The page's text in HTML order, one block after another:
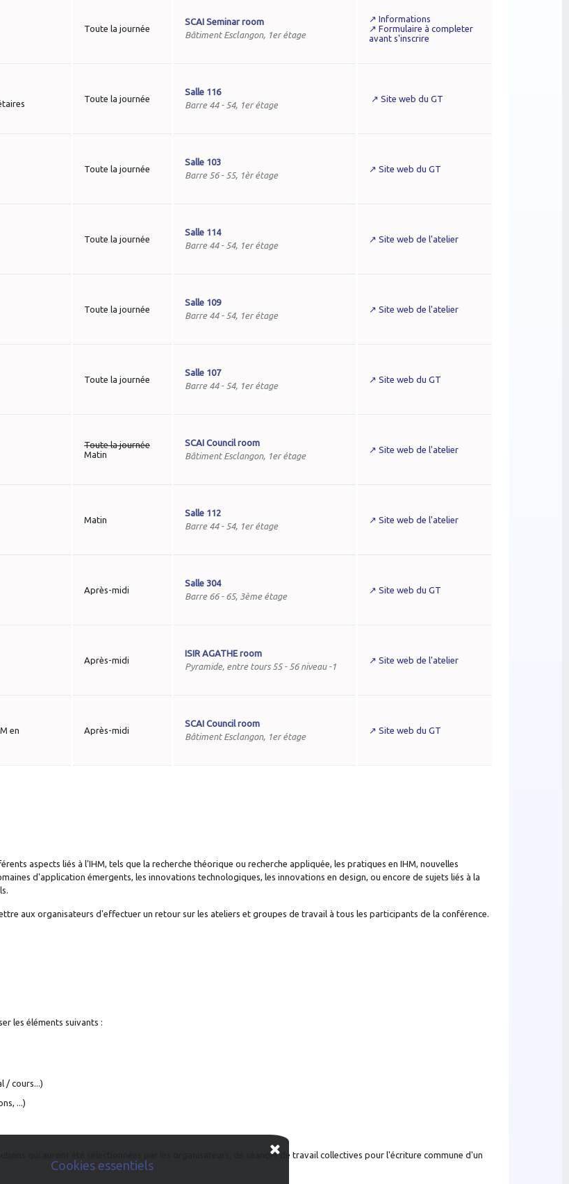
Toute la journée
SCAI Seminar room
Bâtiment Esclangon, 1er étage
↗ Informations
↗ Formulaire à completer
avant s'inscrire
Toute la journée
Salle 116
Barre 44 - 54, 1er étage
↗ Site web du GT
Toute la journée
Salle 103
Barre 56 - 55, 1èr étage
↗ Site web du GT
Toute la journée
Salle 114
Barre 44 - 54, 1er étage
↗ Site web de l'atelier
Toute la journée
Salle 109
Barre 44 - 54, 1er étage
↗ Site web de l'atelier
Toute la journée
Salle 107
Barre 44 - 54, 1er étage
↗ Site web du GT
Toute la journée
Matin
SCAI Council room
Bâtiment Esclangon, 1er étage
↗ Site web de l'atelier
Matin
Salle 112
Barre 44 - 54, 1er étage
↗ Site web de l'atelier
Après-midi
Salle 304
Barre 66 - 65, 3ème étage
↗ Site web du GT
Après-midi
ISIR AGATHE room
Pyramide, entre tours 55 - 56 niveau -1
↗ Site web de l'atelier
en
Après-midi
SCAI Council room
Bâtiment Esclangon, 1er étage
↗ Site web du GT
aspects liés à l'IHM, tels que la recherche théorique ou recherche appliquée, les pratiques en IHM, nouvelles
d'application émergents, les innovations technologiques, les innovations en design, ou encore de sujets liés à la
aux organisateurs d'effectuer un retour sur les ateliers et groupes de travail à tous les participants de la conférence.
les éléments suivants :
/ cours...)
...)
qui auront été sélectionnées par les organisateurs, de séances de travail collectives pour l'écriture commune d'un
Cookies essentiels